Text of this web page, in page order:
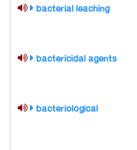
bacterial leaching
bactericidal agents
bacteriological